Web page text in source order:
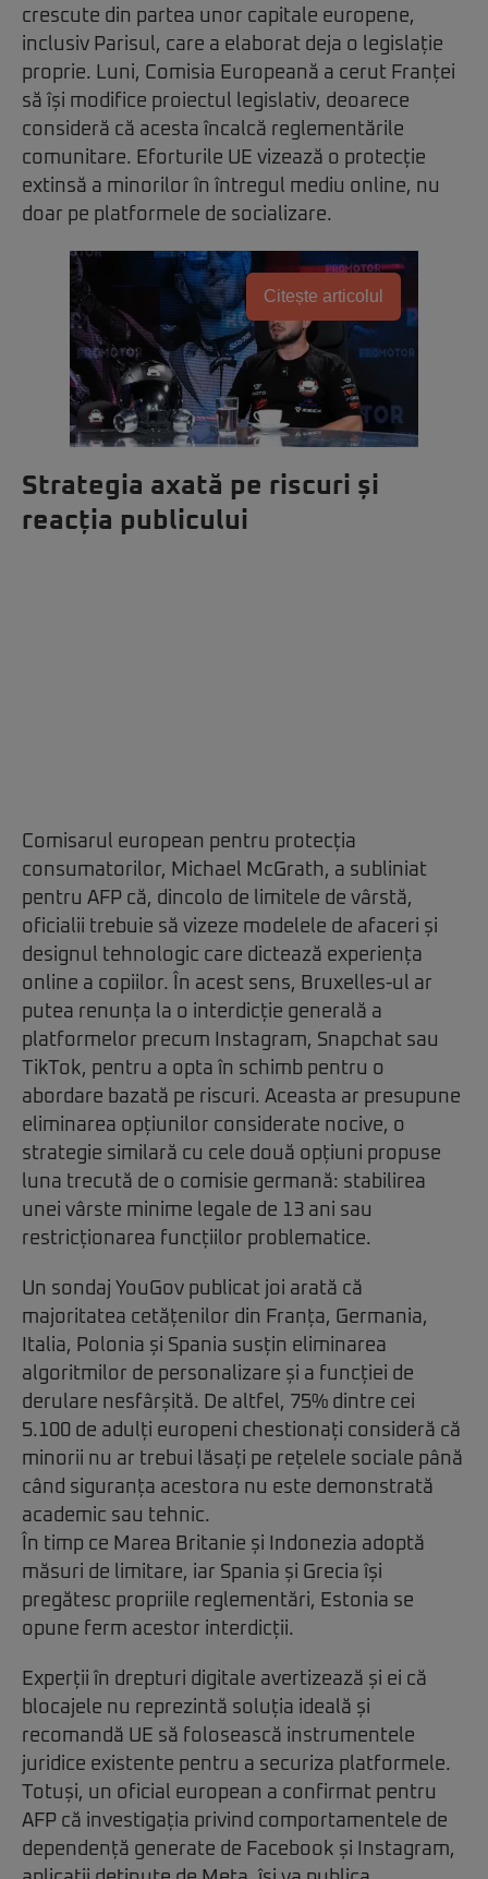
crescute din partea unor capitale europene,
inclusiv Parisul, care a elaborat deja o legislație
proprie. Luni, Comisia Europeană a cerut Franței
să își modifice proiectul legislativ, deoarece
consideră că acesta încalcă reglementările
comunitare. Eforturile UE vizează o protecție
extinsă a minorilor în întregul mediu online, nu
doar pe platformele de socializare.
Citește articolul
Strategia axată pe riscuri și
reacția publicului
Comisarul european pentru protecția
consumatorilor, Michael McGrath, a subliniat
pentru AFP că, dincolo de limitele de vârstă,
oficialii trebuie să vizeze modelele de afaceri și
designul tehnologic care dictează experiența
online a copiilor. În acest sens, Bruxelles-ul ar
putea renunța la o interdicție generală a
platformelor precum Instagram, Snapchat sau
TikTok, pentru a opta în schimb pentru o
abordare bazată pe riscuri. Aceasta ar presupune
eliminarea opțiunilor considerate nocive, o
strategie similară cu cele două opțiuni propuse
luna trecută de o comisie germană: stabilirea
unei vârste minime legale de 13 ani sau
restricționarea funcțiilor problematice.
Un sondaj YouGov publicat joi arată că
majoritatea cetățenilor din Franța, Germania,
Italia, Polonia și Spania susțin eliminarea
algoritmilor de personalizare și a funcției de
derulare nesfârșită. De altfel, 75% dintre cei
5.100 de adulți europeni chestionați consideră că
minorii nu ar trebui lăsați pe rețelele sociale până
când siguranța acestora nu este demonstrată
academic sau tehnic.
În timp ce Marea Britanie și Indonezia adoptă
măsuri de limitare, iar Spania și Grecia își
pregătesc propriile reglementări, Estonia se
opune ferm acestor interdicții.
Experții în drepturi digitale avertizează și ei că
blocajele nu reprezintă soluția ideală și
recomandă UE să folosească instrumentele
juridice existente pentru a securiza platformele.
Totuși, un oficial european a confirmat pentru
AFP că investigația privind comportamentele de
dependență generate de Facebook și Instagram,